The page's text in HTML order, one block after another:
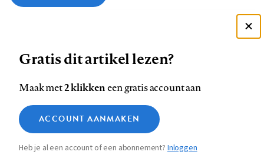
ons
op
Facebook
ons
op
LinkedIn
ons
op
Bluesky
ons
op
Instagram
ons
op
YouTube
ons
Footer
navigation
Contact Colofon Disclaimer Privacy
Medische vragen verdienen
betrouwbare antwoorden
Gratis dit artikel lezen?
Maak met2 klikkeneen gratis account aan
ACCOUNT AANMAKEN
Heb je al een account of een abonnement?Inloggen
Zie onze cookie policy
Analytische cookies
Marketing cookies